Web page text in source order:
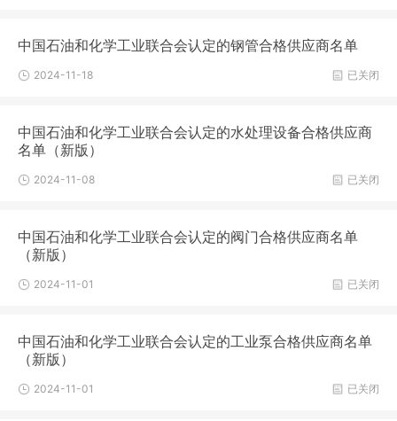
中国石油和化学工业联合会认定的钢管合格供应商名单
已关闭
2024-11-18
中国石油和化学工业联合会认定的水处理设备合格供应商
名单（新版）
已关闭
2024-11-08
中国石油和化学工业联合会认定的阀门合格供应商名单
（新版）
已关闭
2024-11-01
中国石油和化学工业联合会认定的工业泵合格供应商名单
（新版）
已关闭
2024-11-01